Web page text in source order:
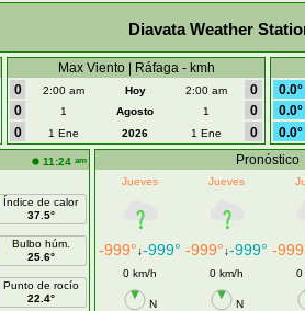
Diavata Weather
Max Viento | Ráfaga - kmh
0
2:00 am Hoy 2:00 am
0
0
1 Agosto 1
0
0
1 Ene 2026 1 Ene 0
0.0°
0.0°
0.0°
11:24 am
Índice de calor
37.5°
Bulbo húm.
25.6°
Punto de rocío
22.4°
Pronóstico
Jueves
Jueves
-999°↓-999° -999°↓-999° -
0 km/h 0 km/h 0
N N